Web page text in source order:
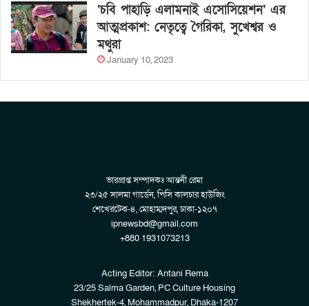
‘চবি পাহাড়ি এলামনাই এসোসিয়েশন’ এর
আত্মপ্রকাশ: নেতৃত্বে গৈরিকা, সুখেশ্বর ও
মথুরা
January 10, 2023
ভারপ্রাপ্ত সম্পাদকঃ আন্তনী রেমা
২৩/২৫ সালমা গার্ডেন, পিসি কালচার হাউজিং
শেখেরটেক-৪, মোহাম্মদপুর, ঢাকা-১২০৭
ipnewsbd@gmail.com
+880 1931073213
Acting Editor: Antani Rema
23/25 Salma Garden, PC Culture Housing
Shekhertek-4, Mohammadpur, Dhaka-1207